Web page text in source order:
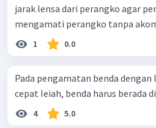
jarak lensa dari perangko agar
mengamati perangko tanpa
1 0.0
Pada pengamatan benda
cepat Ieiah, benda harus berada
4 5.0